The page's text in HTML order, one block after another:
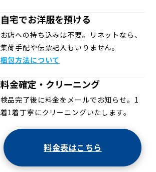
自宅でお洋服を預ける
お店への持ち込みは不要。リネットなら、
集荷手配や伝票記入もいりません。
梱包方法について
料金確定・クリーニング
検品完了後に料金をメールでお知らせ。1
着1着丁寧にクリーニングいたします。
料金表はこちら